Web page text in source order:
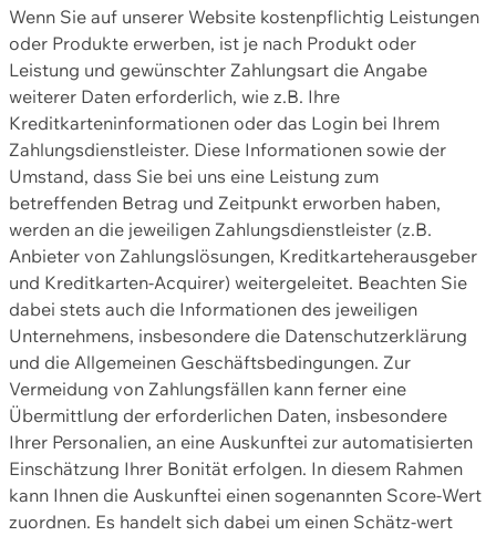
Wenn Sie auf unserer Website kostenpflichtig Leistungen
oder Produkte erwerben, ist je nach Produkt oder
Leistung und gewünschter Zahlungsart die Angabe
weiterer Daten erforderlich, wie z.B. Ihre
Kreditkarteninformationen oder das Login bei Ihrem
Zahlungsdienstleister. Diese Informationen sowie der
Umstand, dass Sie bei uns eine Leistung zum
betreffenden Betrag und Zeitpunkt erworben haben,
werden an die jeweiligen Zahlungsdienstleister (z.B.
Anbieter von Zahlungslösungen, Kreditkarteherausgeber
und Kreditkarten-Acquirer) weitergeleitet. Beachten Sie
dabei stets auch die Informationen des jeweiligen
Unternehmens, insbesondere die Datenschutzerklärung
und die Allgemeinen Geschäftsbedingungen. Zur
Vermeidung von Zahlungsfällen kann ferner eine
Übermittlung der erforderlichen Daten, insbesondere
Ihrer Personalien, an eine Auskunftei zur automatisierten
Einschätzung Ihrer Bonität erfolgen. In diesem Rahmen
kann Ihnen die Auskunftei einen sogenannten Score-Wert
zuordnen. Es handelt sich dabei um einen Schätz-wert